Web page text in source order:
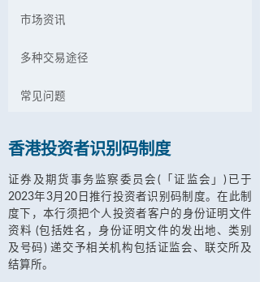
市场资讯
多种交易途径
常见问题
香港投资者识别码制度
证券及期货事务监察委员会(「证监会」)已于
2023年3月20日推行投资者识别码制度。在此制
度下，本行须把个人投资者客户的身份证明文件
资料 (包括姓名，身份证明文件的发出地、类别
及号码) 递交予相关机构包括证监会、联交所及
结算所。